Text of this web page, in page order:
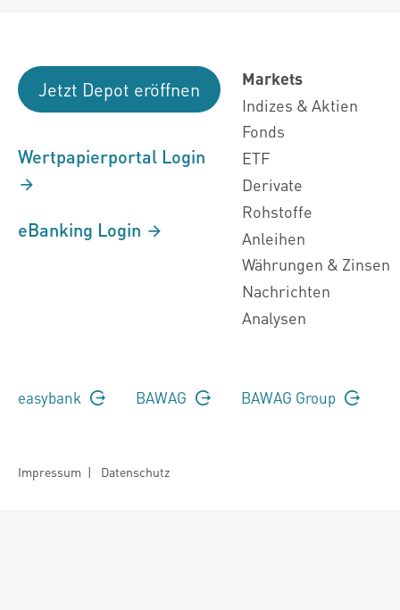
Jetzt Depot eröffnen
Wertpapierportal Login
eBanking Login
Markets
Indizes & Aktien
Fonds
ETF
Derivate
Rohstoffe
Anleihen
Währungen & Zinsen
Nachrichten
Analysen
easybank BAWAG BAWAG Group
Impressum | Datenschutz